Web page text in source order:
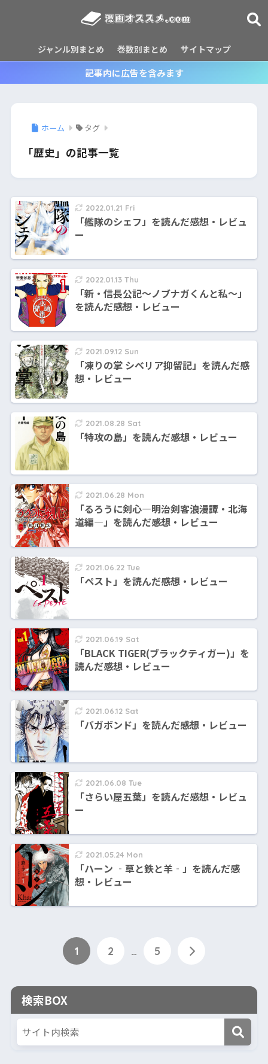
ジャンル別まとめ 巻数別まとめ サイトマップ
記事内に広告を含みます
ホーム タグ
「歴史」の記事一覧
2022.01.21 Fri
「艦隊のシェフ」を読んだ感想・レビュ
ー
2022.01.13 Thu
「新・信長公記～ノブナガくんと私～」
を読んだ感想・レビュー
2021.09.12 Sun
「凍りの掌 シベリア抑留記」を読んだ感
想・レビュー
2021.08.28 Sat
「特攻の島」を読んだ感想・レビュー
2021.06.28 Mon
「るろうに剣心―明治剣客浪漫譚・北海
道編―」を読んだ感想・レビュー
2021.06.22 Tue
「ペスト」を読んだ感想・レビュー
2021.06.19 Sat
「BLACK TIGER(ブラックティガー)」を
読んだ感想・レビュー
2021.06.12 Sat
「バガボンド」を読んだ感想・レビュー
2021.06.08 Tue
「さらい屋五葉」を読んだ感想・レビュ
ー
2021.05.24 Mon
「ハーン ‐草と鉄と羊‐」を読んだ感
想・レビュー
1 2 … 5
検索BOX